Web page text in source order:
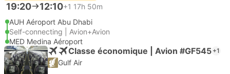
19:20 12:10+1 17h 50m
AUH Aéroport Abu Dhabi
Self-connecting | Avion+Avion
MED Medina Aéroport
Classe économique | Avion #GF545 +1
Gulf Air